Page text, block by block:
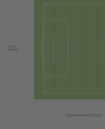
RESERVED SEATING SECTION
SOUTH
TERRACE